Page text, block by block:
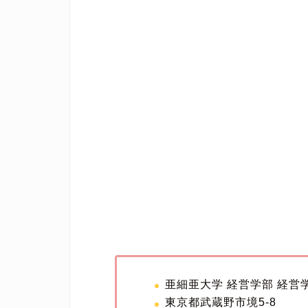
亜細亜大学 経営学部 経営
東京都武蔵野市境5-8